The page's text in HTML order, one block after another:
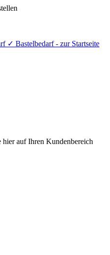
auf Ihren Kundenbereich